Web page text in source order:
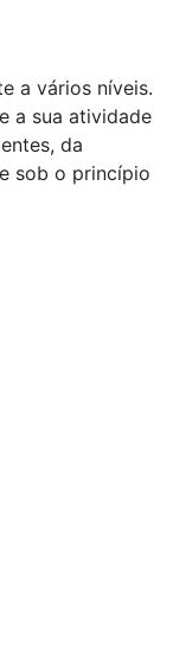
a vários níveis.
a sua atividade
da
sob o princípio